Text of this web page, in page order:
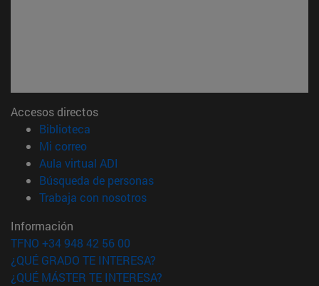
Accesos directos
Biblioteca
Mi correo(abre en nueva ventana)
Aula virtual ADI
Búsqueda de personas(abre en nueva ventana)
Trabaja con nosotros(abre en nueva ventana)
Información
TFNO +34 948 42 56 00
¿QUÉ GRADO TE INTERESA?
¿QUÉ MÁSTER TE INTERESA?